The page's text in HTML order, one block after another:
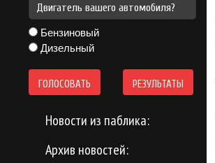
Двигатель вашего автомобиля?
Бензиновый
Дизельный
ГОЛОСОВАТЬ РЕЗУЛЬТАТЫ
Новости из паблика:
Архив новостей: